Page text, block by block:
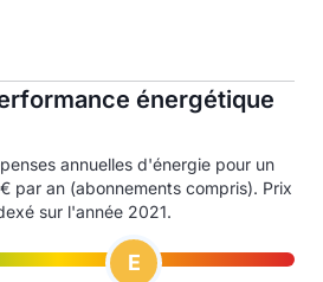
énergétique
annuelles d'énergie pour un
par an (abonnements compris). Prix
sur l'année 2021.
E